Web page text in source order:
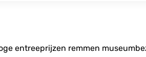
entreeprijzen remmen